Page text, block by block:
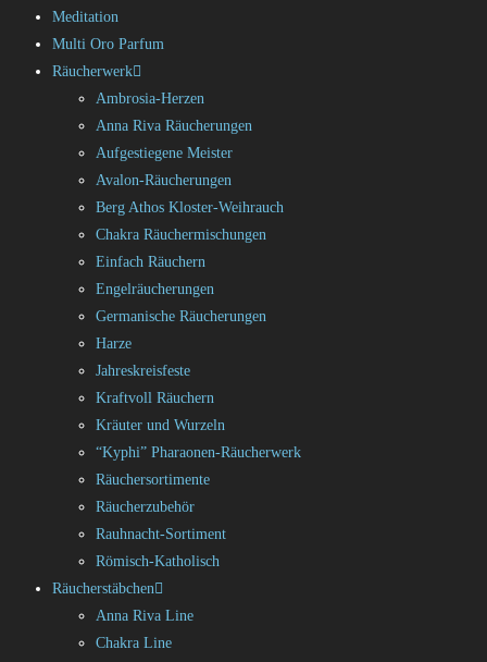
Meditation
Multi Oro Parfum
Räucherwerk
Ambrosia-Herzen
Anna Riva Räucherungen
Aufgestiegene Meister
Avalon-Räucherungen
Berg Athos Kloster-Weihrauch
Chakra Räuchermischungen
Einfach Räuchern
Engelräucherungen
Germanische Räucherungen
Harze
Jahreskreisfeste
Kraftvoll Räuchern
Kräuter und Wurzeln
“Kyphi” Pharaonen-Räucherwerk
Räuchersortimente
Räucherzubehör
Rauhnacht-Sortiment
Römisch-Katholisch
Räucherstäbchen
Anna Riva Line
Chakra Line